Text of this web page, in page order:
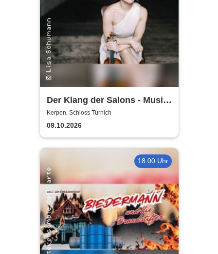
Der Klang der Salons - Musik
und Gesellschaft bei Marcel
Proust
Kerpen, Schloss Türnich
09.10.2026
18:00 Uhr